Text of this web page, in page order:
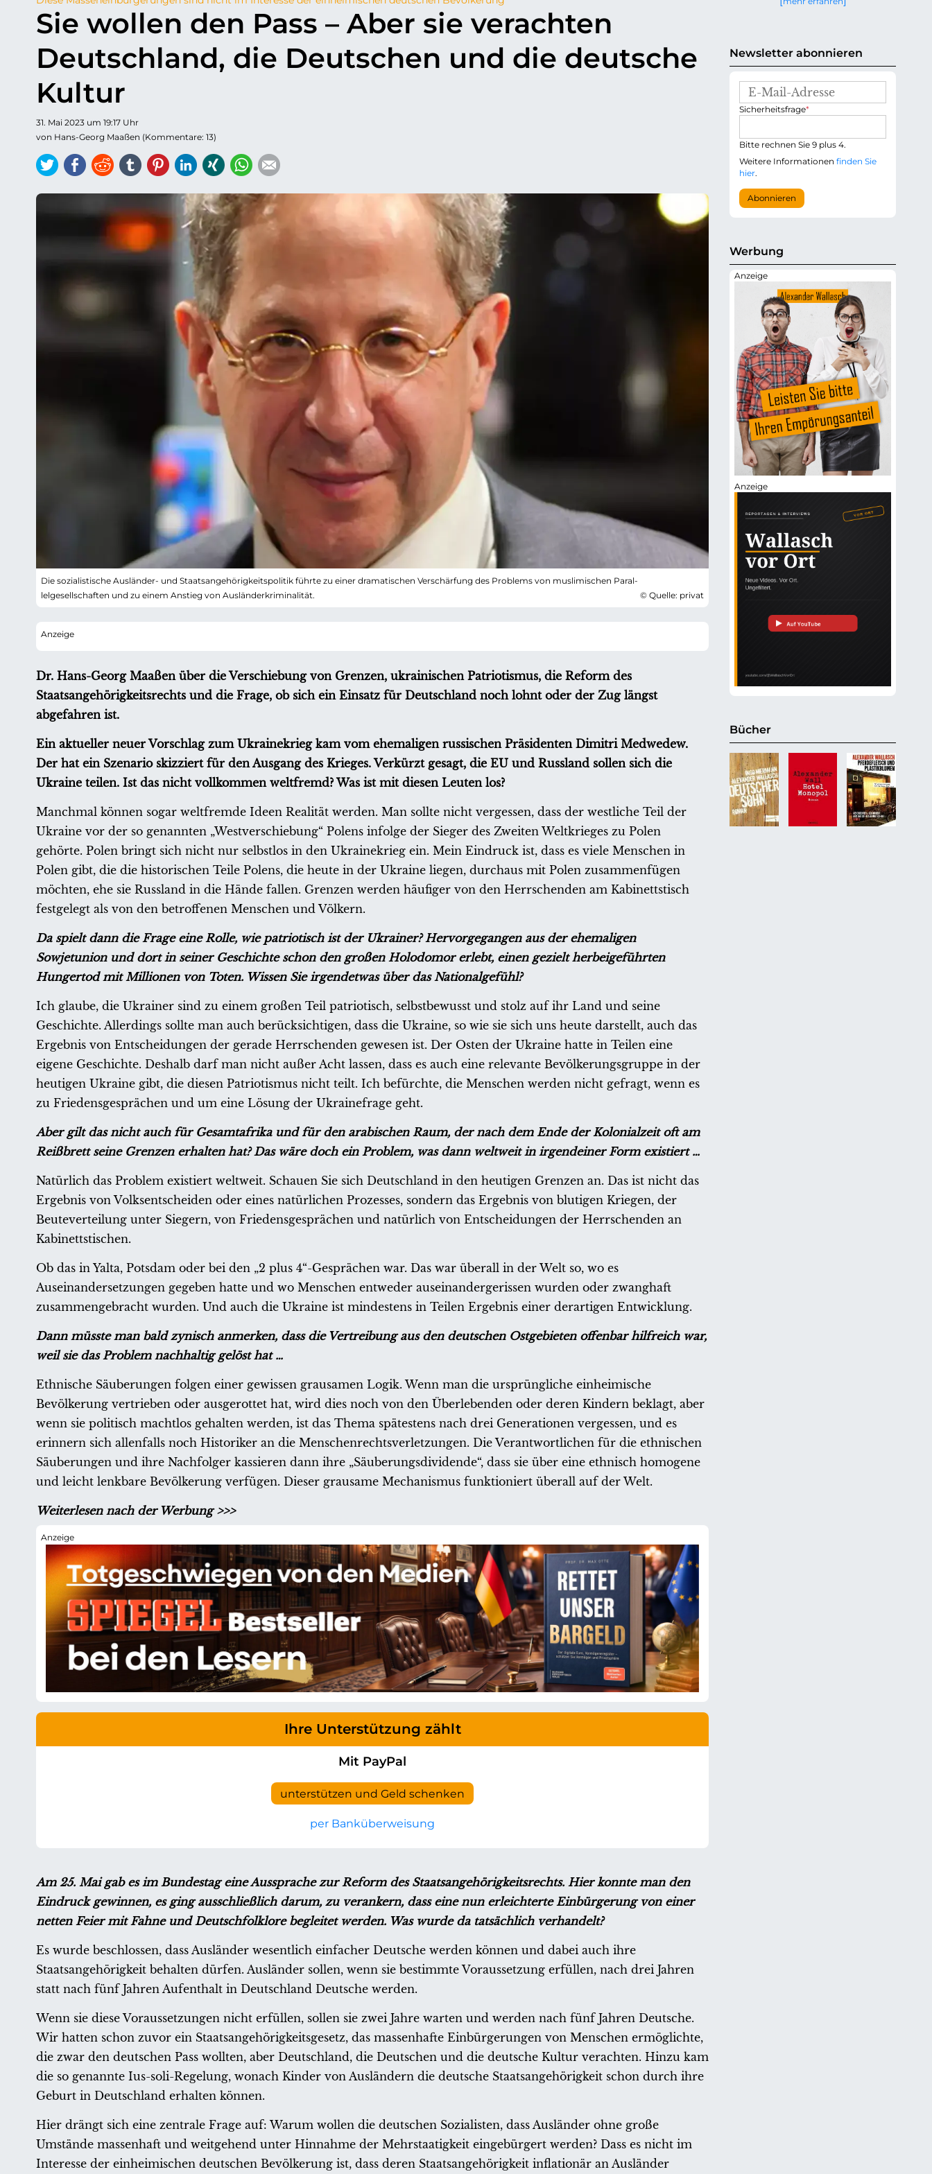
Sie wollen den Pass – Aber sie verachten
Deutschland, die Deutschen und die deutsche
Kultur
31. Mai 2023 um 19:17 Uhr
von Hans-Georg Maaßen (Kommentare: 13)
TwitterFacebook
ReddittumblrPinterestLinkedIn
Xing WhatsApp
Die sozialistische Ausländer- und Staatsangehörigkeitspolitik führte zu einer dramatischen Verschärfung des Problems von muslimischen Paral-
lelgesellschaften und zu einem Anstieg von Ausländerkriminalität.
© Quelle: privat
Dr. Hans-Georg Maaßen über die Verschiebung von Grenzen, ukrainischen Patriotismus, die Reform des
Staatsangehörigkeitsrechts und die Frage, ob sich ein Einsatz für Deutschland noch lohnt oder der Zug längst
abgefahren ist.
Ein aktueller neuer Vorschlag zum Ukrainekrieg kam vom ehemaligen russischen Präsidenten Dimitri Medwedew.
Der hat ein Szenario skizziert für den Ausgang des Krieges. Verkürzt gesagt, die EU und Russland sollen sich die
Ukraine teilen. Ist das nicht vollkommen weltfremd? Was ist mit diesen Leuten los?
Manchmal können sogar weltfremde Ideen Realität werden. Man sollte nicht vergessen, dass der westliche Teil der
Ukraine vor der so genannten „Westverschiebung“ Polens infolge der Sieger des Zweiten Weltkrieges zu Polen
gehörte. Polen bringt sich nicht nur selbstlos in den Ukrainekrieg ein. Mein Eindruck ist, dass es viele Menschen in
Polen gibt, die die historischen Teile Polens, die heute in der Ukraine liegen, durchaus mit Polen zusammenfügen
möchten, ehe sie Russland in die Hände fallen. Grenzen werden häufiger von den Herrschenden am Kabinettstisch
festgelegt als von den betroffenen Menschen und Völkern.
Da spielt dann die Frage eine Rolle, wie patriotisch ist der Ukrainer? Hervorgegangen aus der ehemaligen
Sowjetunion und dort in seiner Geschichte schon den großen Holodomor erlebt, einen gezielt herbeigeführten
Hungertod mit Millionen von Toten. Wissen Sie irgendetwas über das Nationalgefühl?
Ich glaube, die Ukrainer sind zu einem großen Teil patriotisch, selbstbewusst und stolz auf ihr Land und seine
Geschichte. Allerdings sollte man auch berücksichtigen, dass die Ukraine, so wie sie sich uns heute darstellt, auch das
Ergebnis von Entscheidungen der gerade Herrschenden gewesen ist. Der Osten der Ukraine hatte in Teilen eine
eigene Geschichte. Deshalb darf man nicht außer Acht lassen, dass es auch eine relevante Bevölkerungsgruppe in der
heutigen Ukraine gibt, die diesen Patriotismus nicht teilt. Ich befürchte, die Menschen werden nicht gefragt, wenn es
zu Friedensgesprächen und um eine Lösung der Ukrainefrage geht.
Aber gilt das nicht auch für Gesamtafrika und für den arabischen Raum, der nach dem Ende der Kolonialzeit oft am
Reißbrett seine Grenzen erhalten hat? Das wäre doch ein Problem, was dann weltweit in irgendeiner Form existiert …
Natürlich das Problem existiert weltweit. Schauen Sie sich Deutschland in den heutigen Grenzen an. Das ist nicht das
Ergebnis von Volksentscheiden oder eines natürlichen Prozesses, sondern das Ergebnis von blutigen Kriegen, der
Beuteverteilung unter Siegern, von Friedensgesprächen und natürlich von Entscheidungen der Herrschenden an
Kabinettstischen.
Ob das in Yalta, Potsdam oder bei den „2 plus 4“-Gesprächen war. Das war überall in der Welt so, wo es
Auseinandersetzungen gegeben hatte und wo Menschen entweder auseinandergerissen wurden oder zwanghaft
zusammengebracht wurden. Und auch die Ukraine ist mindestens in Teilen Ergebnis einer derartigen Entwicklung.
Dann müsste man bald zynisch anmerken, dass die Vertreibung aus den deutschen Ostgebieten offenbar hilfreich war,
weil sie das Problem nachhaltig gelöst hat …
Ethnische Säuberungen folgen einer gewissen grausamen Logik. Wenn man die ursprüngliche einheimische
Bevölkerung vertrieben oder ausgerottet hat, wird dies noch von den Überlebenden oder deren Kindern beklagt, aber
wenn sie politisch machtlos gehalten werden, ist das Thema spätestens nach drei Generationen vergessen, und es
erinnern sich allenfalls noch Historiker an die Menschenrechtsverletzungen. Die Verantwortlichen für die ethnischen
Säuberungen und ihre Nachfolger kassieren dann ihre „Säuberungsdividende“, dass sie über eine ethnisch homogene
und leicht lenkbare Bevölkerung verfügen. Dieser grausame Mechanismus funktioniert überall auf der Welt.
Weiterlesen nach der Werbung >>>
Ihre Unterstützung zählt
Mit PayPal
unterstützen und Geld schenken
per Banküberweisung
Am 25. Mai gab es im Bundestag eine Aussprache zur Reform des Staatsangehörigkeitsrechts. Hier konnte man den
Eindruck gewinnen, es ging ausschließlich darum, zu verankern, dass eine nun erleichterte Einbürgerung von einer
netten Feier mit Fahne und Deutschfolklore begleitet werden. Was wurde da tatsächlich verhandelt?
Es wurde beschlossen, dass Ausländer wesentlich einfacher Deutsche werden können und dabei auch ihre
Staatsangehörigkeit behalten dürfen. Ausländer sollen, wenn sie bestimmte Voraussetzung erfüllen, nach drei Jahren
statt nach fünf Jahren Aufenthalt in Deutschland Deutsche werden.
Wenn sie diese Voraussetzungen nicht erfüllen, sollen sie zwei Jahre warten und werden nach fünf Jahren Deutsche.
Wir hatten schon zuvor ein Staatsangehörigkeitsgesetz, das massenhafte Einbürgerungen von Menschen ermöglichte,
die zwar den deutschen Pass wollten, aber Deutschland, die Deutschen und die deutsche Kultur verachten. Hinzu kam
die so genannte Ius-soli-Regelung, wonach Kinder von Ausländern die deutsche Staatsangehörigkeit schon durch ihre
Geburt in Deutschland erhalten können.
Hier drängt sich eine zentrale Frage auf: Warum wollen die deutschen Sozialisten, dass Ausländer ohne große
Umstände massenhaft und weitgehend unter Hinnahme der Mehrstaatigkeit eingebürgert werden? Dass es nicht im
Interesse der einheimischen deutschen Bevölkerung ist, dass deren Staatsangehörigkeit inflationär an Ausländer
Newsletter abonnieren
M
l
-
A
r
e
P
i
c
h
t
f
e
Sicherheitsfrage*
Bitte rechnen Sie 9 plus 4.
Weitere Informationen finden Sie
hier.
Abonnieren
Werbung
Bücher